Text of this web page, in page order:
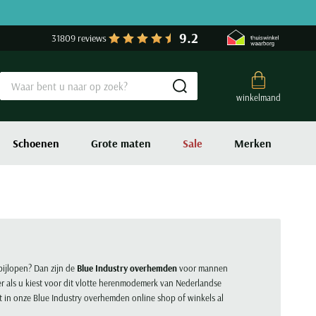
31809 reviews 9.2
winkelmand
Submit search
Schoenen Grote maten Sale Merken
Dan zijn de Blue Industry overhemdenvoor mannen
als u kiest voor dit vlotte herenmodemerk van Nederlandse
onze Blue Industry overhemden online shop of winkels al